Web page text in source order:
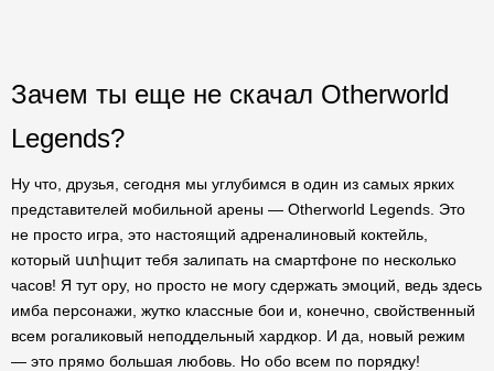
Зачем ты еще не скачал Otherworld
Legends?
Ну что, друзья, сегодня мы углубимся в один из самых ярких
представителей мобильной арены — Otherworld Legends. Это
не просто игра, это настоящий адреналиновый коктейль,
который ստիպит тебя залипать на смартфоне по несколько
часов! Я тут ору, но просто не могу сдержать эмоций, ведь здесь
имба персонажи, жутко классные бои и, конечно, свойственный
всем рогаликовый неподдельный хардкор. И да, новый режим
— это прямо большая любовь. Но обо всем по порядку!